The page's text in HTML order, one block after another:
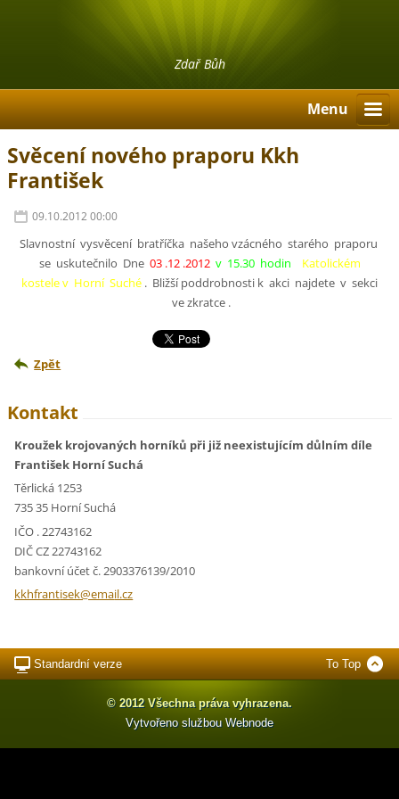
Zdař Bůh
Menu
Svěcení nového praporu Kkh
František
09.10.2012 00:00
Slavnostní vysvěcení bratříčka našeho vzácného starého praporu
se uskutečnilo Dne 03 .12 .2012 v 15.30 hodin
Katolickém
kostele v Horní Suché . Bližší poddrobnosti k akci najdete v sekci
ve zkratce .
Zpět
Kontakt
Kroužek krojovaných horníků při již neexistujícím důlním díle
František Horní Suchá
Těrlická 1253
735 35 Horní Suchá
IČO . 22743162
DIČ CZ 22743162
bankovní účet č. 2903376139/2010
kkhfrantisek@email.cz
Standardní verze To Top
© 2012 Všechna práva vyhrazena.
Vytvořeno službou Webnode